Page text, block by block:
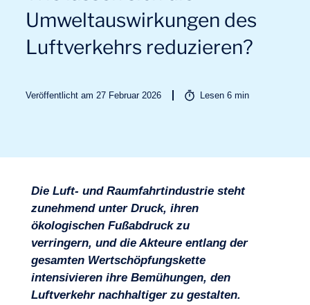
Umweltauswirkungen des
Luftverkehrs reduzieren?
Veröffentlicht am 27 Februar 2026 Lesen6 min
Die Luft- und Raumfahrtindustrie steht
zunehmend unter Druck, ihren
ökologischen Fußabdruck zu
verringern, und die Akteure entlang der
gesamten Wertschöpfungskette
intensivieren ihre Bemühungen, den
Luftverkehr nachhaltiger zu gestalten.